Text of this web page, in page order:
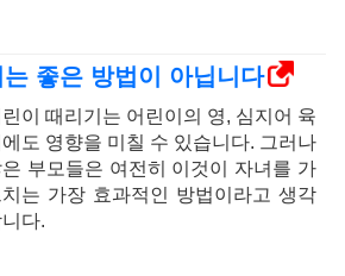
좋은 방법이 아닙니다
이 때리기는 어린이의 영, 심지어 육
도 영향을 미칠 수 있습니다. 그러나
은 부모들은 여전히 ​​이것이 자녀를 가
치는 가장 효과적인 방법이라고 생각
다.